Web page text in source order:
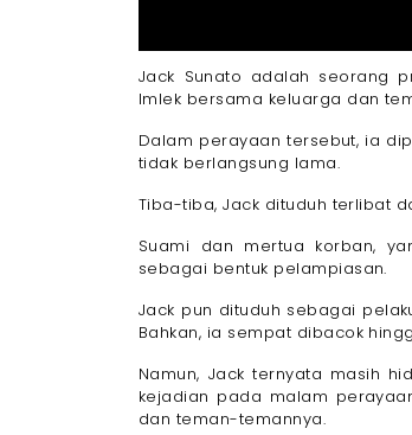
Jack Sunato adalah seorang
Imlek bersama keluarga dan
Dalam perayaan tersebut, ia
tidak berlangsung lama.
Tiba-tiba, Jack dituduh terlibat
Suami dan mertua korban,
sebagai bentuk pelampiasan.
Jack pun dituduh sebagai
Bahkan, ia sempat dibacok
Namun, Jack ternyata masih
kejadian pada malam
dan teman-temannya.